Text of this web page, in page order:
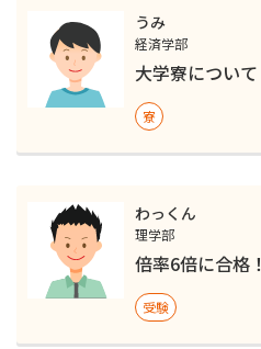
うみ
経済学部
大学寮について
寮
わっくん
理学部
倍率6倍に合格！
受験